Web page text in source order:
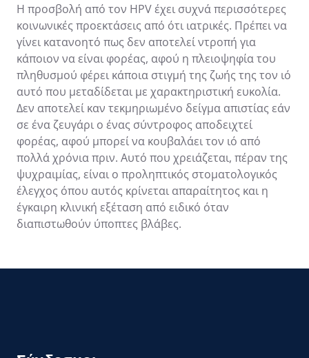
Η προσβολή από τον HPV έχει συχνά περισσότερες
κοινωνικές προεκτάσεις από ότι ιατρικές. Πρέπει να
γίνει κατανοητό πως δεν αποτελεί ντροπή για
κάποιον να είναι φορέας, αφού η πλειοψηφία του
πληθυσμού φέρει κάποια στιγμή της ζωής της τον ιό
αυτό που μεταδίδεται με χαρακτηριστική ευκολία.
Δεν αποτελεί καν τεκμηριωμένο δείγμα απιστίας εάν
σε ένα ζευγάρι ο ένας σύντροφος αποδειχτεί
φορέας, αφού μπορεί να κουβαλάει τον ιό από
πολλά χρόνια πριν. Αυτό που χρειάζεται, πέραν της
ψυχραιμίας, είναι ο προληπτικός στοματολογικός
έλεγχος όπου αυτός κρίνεται απαραίτητος και η
έγκαιρη κλινική εξέταση από ειδικό όταν
διαπιστωθούν ύποπτες βλάβες.